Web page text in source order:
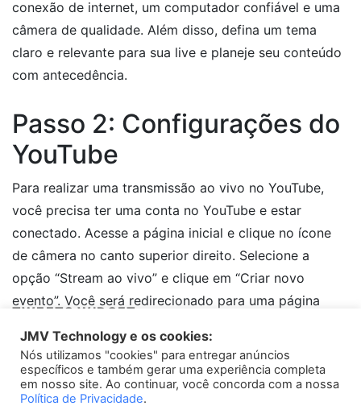
conexão de internet, um computador confiável e uma
câmera de qualidade. Além disso, defina um tema
claro e relevante para sua live e planeje seu conteúdo
com antecedência.
Passo 2: Configurações do
YouTube
Para realizar uma transmissão ao vivo no YouTube,
você precisa ter uma conta no YouTube e estar
conectado. Acesse a página inicial e clique no ícone
de câmera no canto superior direito. Selecione a
opção “Stream ao vivo” e clique em “Criar novo
evento”. Você será redirecionado para uma página
transmissão, como título, descrição e tags relevantes.
Passo 3: Escolha a
TWEETS WIDGET
Please installoAuth Twitter Feed for Developers
JMV Technology e os cookies:
Nós utilizamos "cookies" para entregar anúncios
específicos e também gerar uma experiência completa
em nosso site. Ao continuar, você concorda com a nossa
Política de Privacidade.